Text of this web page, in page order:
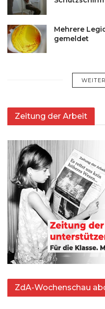
Mehrere
gemeldet
Zeitung der Arbeit
ZdA-Wochenschau